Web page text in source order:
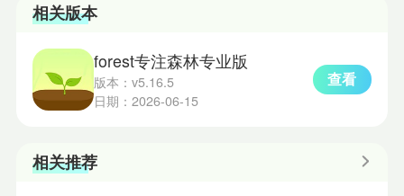
相关版本
forest专注森林专业版
版本：v5.16.5
日期：2026-06-15
查看
相关推荐